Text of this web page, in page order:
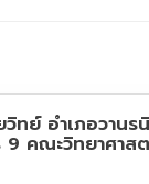
ทย์ อำเภอวาน
คณะวิทยาศาสต